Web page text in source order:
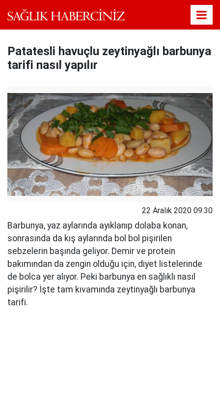
Patatesli havuçlu zeytinyağlı barbunya
tarifi nasıl yapılır
22 Aralık 2020 09:30
Barbunya, yaz aylarında ayıklanıp dolaba konan,
sonrasında da kış aylarında bol bol pişirilen
sebzelerin başında geliyor. Demir ve protein
bakımından da zengin olduğu için, diyet listelerinde
de bolca yer alıyor. Peki barbunya en sağlıklı nasıl
pişirilir? İşte tam kıvamında zeytinyağlı barbunya
tarifi.